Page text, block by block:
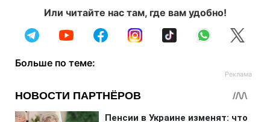
Или читайте нас там, где вам удобно!
Больше по теме: